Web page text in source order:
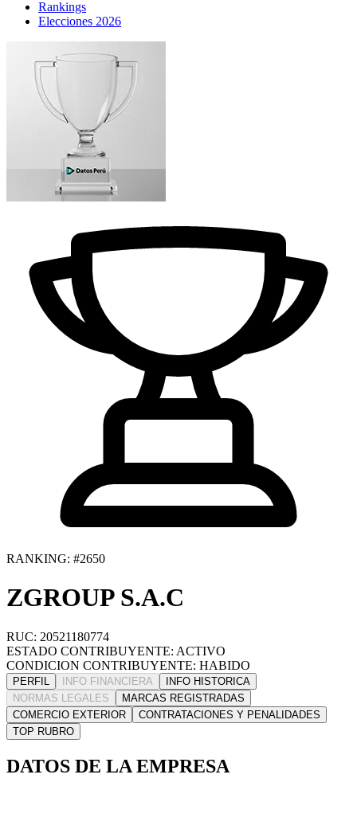
Rankings
Elecciones 2026
RANKING: #2650
ZGROUP S.A.C
RUC: 20521180774
ESTADO CONTRIBUYENTE: ACTIVO
CONDICION CONTRIBUYENTE: HABIDO
PERFIL INFO FINANCIERA
INFO HISTORICA
NORMAS LEGALES
MARCAS REGISTRADAS
COMERCIO EXTERIOR
CONTRATACIONES Y PENALIDADES
TOP RUBRO
DATOS DE LA EMPRESA